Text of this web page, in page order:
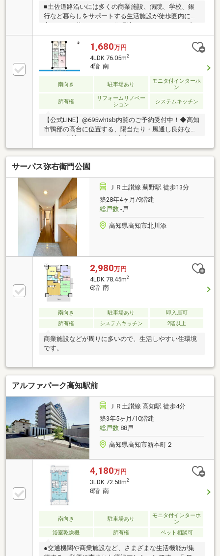
ため、市内外へのアクセス良好！休日のおでかけにも
最適です
■土佐道路沿いには多くの商業施設、病院、学校、銀
行など暮らしをサポートする生活施設が徒歩圏内に充
容：間取り変更・洗面所・トイレ・キッチン・全室・
床・クロス・玄関 ■鏡川緑地公園が近くにあり、ウオ
ーキングで体を動かしたり、ご家族で散歩をするのに
最適です。 ■「鴨田小学校」まで徒歩8分「西部中学
校」まで徒歩6分。また、鏡川保育園や杉の子第2幼稚
園が500ｍ圏内にあり、通園・通学ともに安心の子育
て環境です。お子様の成長を身近で見守れる環境が整
っております。■リビングの一部写真はAIで家具を削除
1,680万円
4LDK 76.05m2
4階 南
南向き 駐車場あり
モニタ付インターホ
ン
所有権
リフォームリノベー
ション
システムキッチン
【公式LINE】@695whtsb内覧のご予約受付中！◆高知
市鴨部の高台に位置する、陽当たり・風通し良好な
らは緑が見え、日々の疲れを癒してくれそうです。陽
当たりの良さも魅力です。◆小・中学校まで徒歩10分
圏内！ 安心の教育環境と利便性 お子様の通学が近
く、保護者の方も安心の立地。スーパーやコンビニも
近く、毎日の生活が非常にスムーズです。◆バス停徒
歩3分で利便性も良く、快適な家族時間を過ごせる住
環境です。◆2015年1月頃室内リフォーム済み(キッチ
ン・洗面台・トイレ交換、全室照明、TVモニターホ
ン)ぜひご内覧ください！
サーパス弥右衛門公園
ＪＲ土讃線 薊野駅 徒歩13分
築28年4ヶ月/9階建
総戸数-戸
高知県高知市北川添
2,980万円
4LDK 78.45m2
6階 南
南向き 駐車場あり
即入居可
所有権
システムキッチン 2階以上
商業施設などが周りに多いので、生活しやすい住環境
です。
アルファパーク高知駅前
ＪＲ土讃線 高知駅 徒歩4分
築3年5ヶ月/10階建
総戸数88戸
高知県高知市新本町２
4,180万円
3LDK 72.58m2
8階 南
南向き 駐車場あり
モニタ付インターホ
ン
浴室乾燥機
所有権 ペット相談可
●交通機関や商業施設など、さまざまな生活機能が集